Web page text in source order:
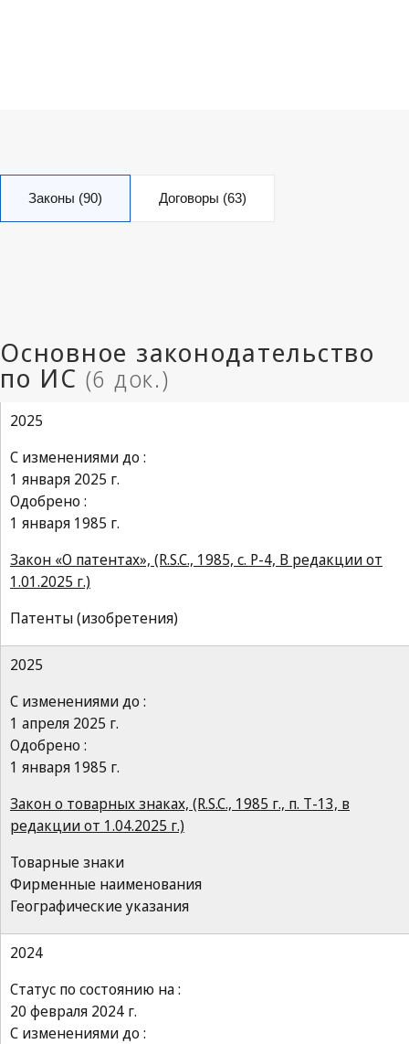
Законы (90) Договоры (63)
2025
С изменениями до :
1 января 2025 г.
Одобрено :
1 января 1985 г.
Закон «О патентах», (R.S.C., 1985, c. P-4, В редакции от
1.01.2025 г.)
Патенты (изобретения)
2025
С изменениями до :
1 апреля 2025 г.
Одобрено :
1 января 1985 г.
Закон о товарных знаках, (R.S.C., 1985 г., п. Т-13, в
редакции от 1.04.2025 г.)
Товарные знаки
Фирменные наименования
Географические указания
2024
Статус по состоянию на :
20 февраля 2024 г.
С изменениями до :